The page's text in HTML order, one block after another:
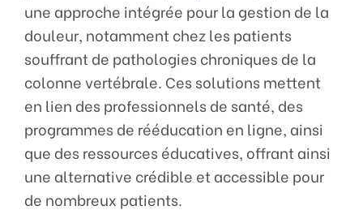
une approche intégrée pour la gestion de la
douleur, notamment chez les patients
souffrant de pathologies chroniques de la
colonne vertébrale. Ces solutions mettent
en lien des professionnels de santé, des
programmes de rééducation en ligne, ainsi
que des ressources éducatives, offrant ainsi
une alternative crédible et accessible pour
de nombreux patients.